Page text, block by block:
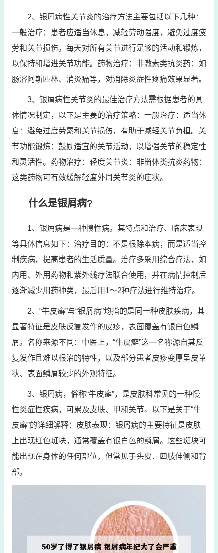
2、银屑病性关节炎的治疗方法主要包括以下几种：
一般治疗：患者应适当休息，减轻劳动强度，避免过度疲
劳和关节损伤。每天对所有关节进行足够的活动和锻炼，
以保持和增进关节功能。药物治疗：非激素类抗炎药：如
肠溶阿斯匹林、消炎痛等，对消除炎症性疼痛效果显著。
3、银屑病性关节炎的最佳治疗方法需根据患者的具
体情况制定，以下是主要的治疗策略：一般治疗：适当休
息：避免过度劳累和关节损伤，有助于减轻关节负担。关
节功能锻炼：鼓励适宜的关节活动，以增强关节的稳定性
和灵活性。药物治疗：轻度关节炎：非甾体类抗炎药物：
这类药物可有效缓解轻度外周关节炎的症状。
什么是银屑病?
1、银屑病是一种慢性病。其特点和治疗、临床表现
等具体信息如下：治疗目的：不是根除本病，而是适当控
制疾病，提高患者的生活质量。治疗多采用综合疗法，如
内用、外用药物和紫外线疗法联合使用，并在病情控制后
逐渐减少用药种类，最后用1～2种疗法进行维持治疗。
2、“牛皮癣”与“银屑病”均指的是同一种皮肤疾病，其
显著特征是皮肤反复发作的皮疹，表面覆盖有银白色鳞
屑。名称来源不同：中医上，“牛皮癣”这一名称源自其反
复发作且难以根治的特性，以及部分患者皮疹变厚呈皮革
状、表面鳞屑较少的外观特征。
3、银屑病，俗称“牛皮癣”，是皮肤科常见的一种慢
性炎症性疾病，可累及皮肤、甲和关节。以下是关于“牛
皮癣”的详细解释：皮肤表现：银屑病的主要特征是皮肤
上出现红色斑块，通常覆盖有银白色的鳞屑。这些斑块可
能出现在身体的任何部位，但常见于头皮、四肢伸侧和背
部。